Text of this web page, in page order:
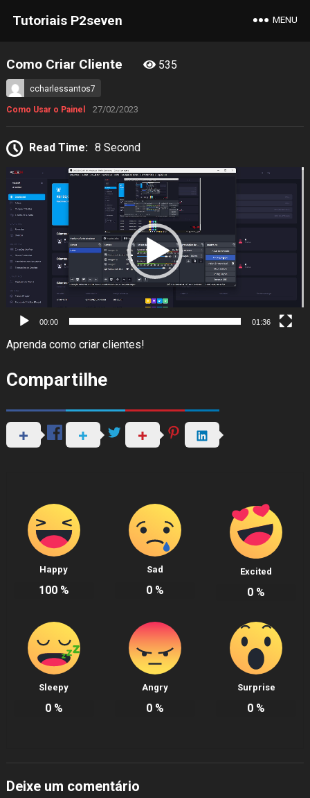
Tutoriais P2seven MENU
Como Criar Cliente 535
ccharlessantos7
Como Usar o Painel 27/02/2023
Read Time: 8 Second
Tocador
de
vídeo
00:00 01:36
Aprenda como criar clientes!
Compartilhe
Happy
100%
Sad
0%
Excited
0 %
Sleepy
0%
Angry
0%
Surprise
0 %
Deixe um comentário